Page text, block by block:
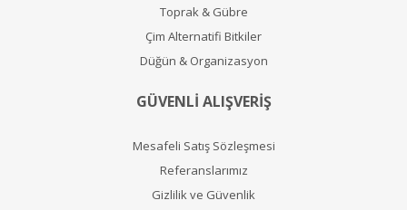
Toprak & Gübre
Çim Alternatifi Bitkiler
Düğün & Organizasyon
GÜVENLİ ALIŞVERİŞ
Mesafeli Satış Sözleşmesi
Referanslarımız
Gizlilik ve Güvenlik